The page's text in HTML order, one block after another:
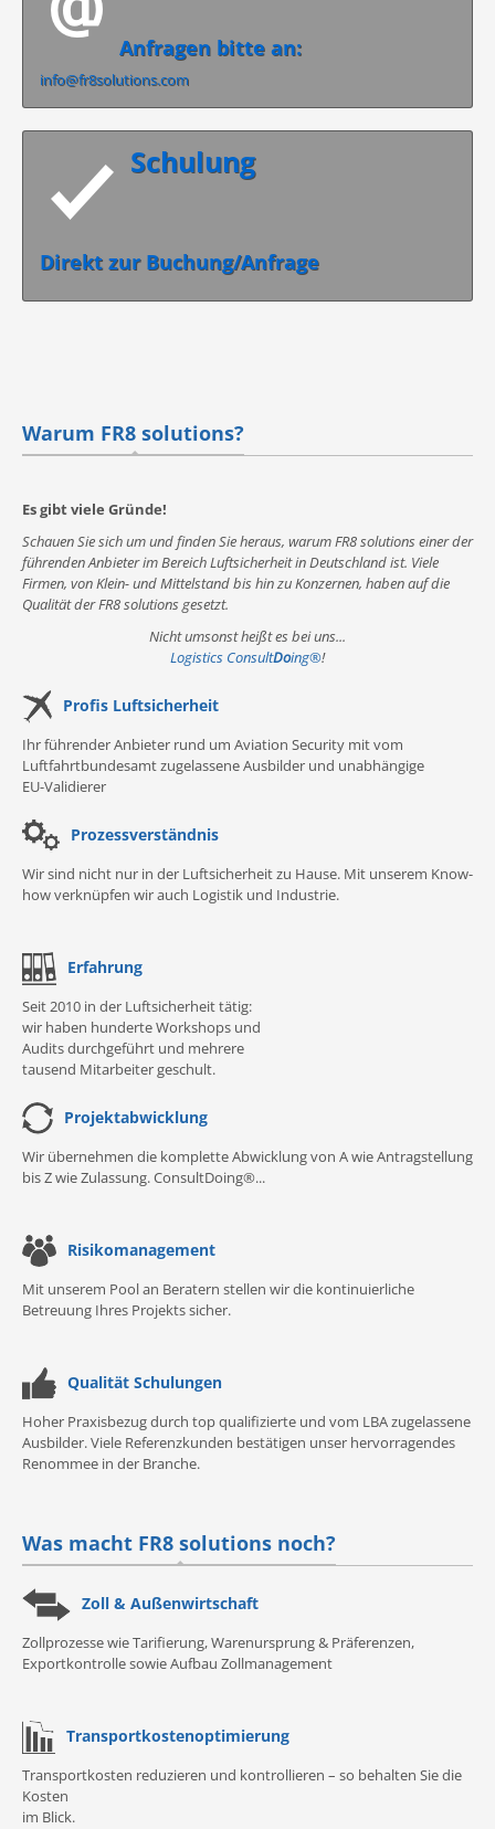
Anfragen bitte an:
info@fr8solutions.com
Schulung
Direkt zur Buchung/Anfrage
Warum FR8 solutions?
Es gibt viele Gründe!
Schauen Sie sich um und finden Sie heraus, warum FR8 solutions einer der
führenden Anbieter im Bereich Luftsicherheit in Deutschland ist. Viele
Firmen, von Klein- und Mittelstand bis hin zu Konzernen, haben auf die
Qualität der FR8 solutions gesetzt.
Nicht umsonst heißt es bei uns...
Logistics ConsultDoing®!
Profis Luftsicherheit
Ihr führender Anbieter rund um Aviation Security mit vom
Luftfahrtbundesamt zugelassene Ausbilder und unabhängige
EU-Validierer
Prozessverständnis
Wir sind nicht nur in der Luftsicherheit zu Hause. Mit unserem Know-
how verknüpfen wir auch Logistik und Industrie.
Erfahrung
Seit 2010 in der Luftsicherheit tätig:
wir haben hunderte Workshops und
Audits durchgeführt und mehrere
tausend Mitarbeiter geschult.
Projektabwicklung
Wir übernehmen die komplette Abwicklung von A wie Antragstellung
bis Z wie Zulassung. ConsultDoing®...
Risikomanagement
Mit unserem Pool an Beratern stellen wir die kontinuierliche
Betreuung Ihres Projekts sicher.
Qualität Schulungen
Hoher Praxisbezug durch top qualifizierte und vom LBA zugelassene
Ausbilder. Viele Referenzkunden bestätigen unser hervorragendes
Renommee in der Branche.
Was macht FR8 solutions noch?
Zoll & Außenwirtschaft
Zollprozesse wie Tarifierung, Warenursprung & Präferenzen,
Exportkontrolle sowie Aufbau Zollmanagement
Transportkostenoptimierung
Transportkosten reduzieren und kontrollieren – so behalten Sie die
Kosten
im Blick.